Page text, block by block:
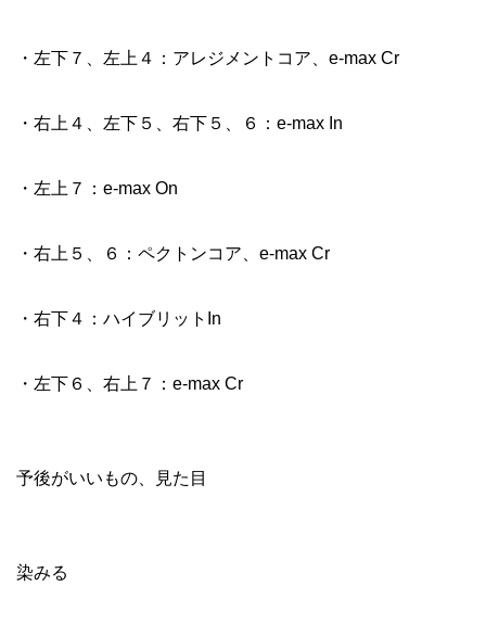
・左下７、左上４：アレジメントコア、e-max Cr
・右上４、左下５、右下５、６：e-max In
・左上７：e-max On
・右上５、６：ペクトンコア、e-max Cr
・右下４：ハイブリットIn
・左下６、右上７：e-max Cr
予後がいいもの、見た目
染みる